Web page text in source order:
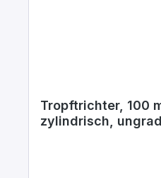
Tropftrichter, 100
zylindrisch,